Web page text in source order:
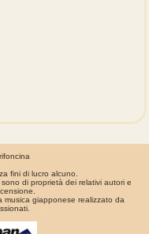
fini di lucro alcuno.
di proprietà dei relativi autori e
musica giapponese realizzato da